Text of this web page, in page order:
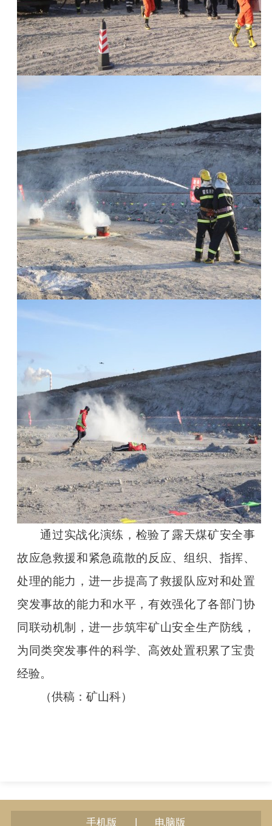
通过实战化演练，检验了露天煤矿安全事
故应急救援和紧急疏散的反应、组织、指挥、
处理的能力，进一步提高了救援队应对和处置
突发事故的能力和水平，有效强化了各部门协
同联动机制，进一步筑牢矿山安全生产防线，
为同类突发事件的科学、高效处置积累了宝贵
经验。
（供稿：矿山科）
手机版 电脑版